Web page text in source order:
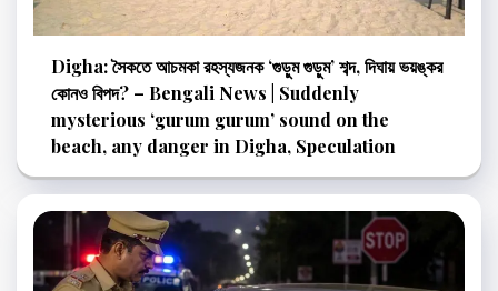
Digha: সৈকতে আচমকা রহস্যজনক ‘গুড়ুম গুড়ুম’ শব্দ, দিঘায় ভয়ঙ্কর
কোনও বিপদ? – Bengali News | Suddenly
mysterious ‘gurum gurum’ sound on the
beach, any danger in Digha, Speculation